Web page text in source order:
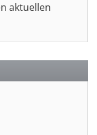
aktuellen